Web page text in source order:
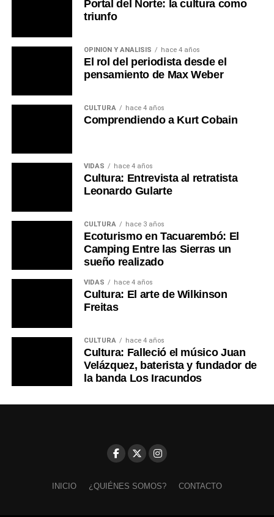
Portal del Norte: la cultura como
triunfo
OPINIÓN Y ANÁLISIS hace 4 años
El rol del periodista desde el
pensamiento de Max Weber
CULTURA hace 4 años
Comprendiendo a Kurt Cobain
VIDAS hace 4 años
Cultura: Entrevista al retratista
Leonardo Gularte
CULTURA hace 3 años
Ecoturismo en Tacuarembó: El
Camping Entre las Sierras un
sueño realizado
VIDAS hace 4 años
Cultura: El arte de Wilkinson
Freitas
CULTURA hace 4 años
Cultura: Falleció el músico Juan
Velázquez, baterista y fundador de
la banda Los Iracundos
INICIO ¿QUIÉNES SOMOS? CONTACTO